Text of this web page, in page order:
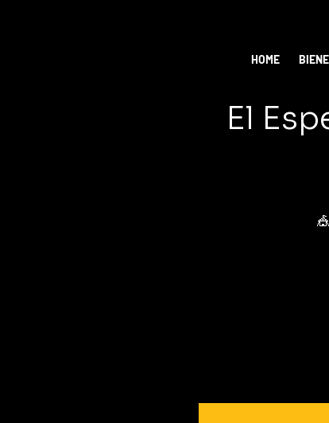
HOME
El